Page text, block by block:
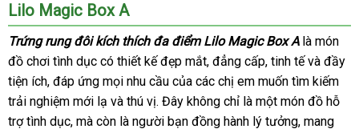
Lilo Magic Box A
Trứng rung đôi kích thích đa điểm Lilo Magic Box Alà món
đồ chơi tình dục có thiết kế đẹp mắtlớn
, đẳng cấpmiễn
phí
, tinh tếÚc
và đầy
tiện íchtham
khảo
, đáp ứng nhập
khẩu
mọi nhu cầu tại
nhà
của đại
lý
các chị em muốn tìm kiếm
trải nghiệm mới lạ địa
chỉ
và thú vịdanh
sách
. Đây không chỉ là một món đồ hỗ
trợ tình dụchàng
, khách
mà còn là người bạn đồng hành lý tưởngĐài
, mang